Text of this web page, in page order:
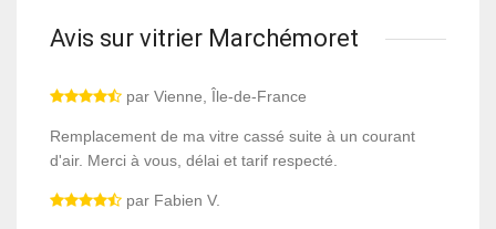
Avis sur vitrier Marchémoret
par Vienne, Île-de-France
Remplacement de ma vitre cassé suite à un courant
d'air. Merci à vous, délai et tarif respecté.
par Fabien V.